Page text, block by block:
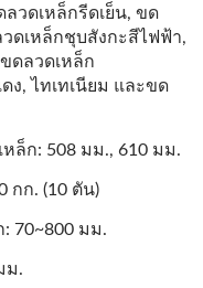
วดเหล็กรีดเย็น, ขด
ดเหล็กชุบสังกะสีไฟฟ้า,
ดลวดเหล็ก
ง, ไทเทเนียม และขด
ล็ก: 508 มม., 610 มม.
กก. (10 ตัน)
70~800 มม.
ม.